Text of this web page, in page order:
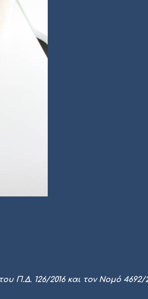
126/2016 και τον Νομό